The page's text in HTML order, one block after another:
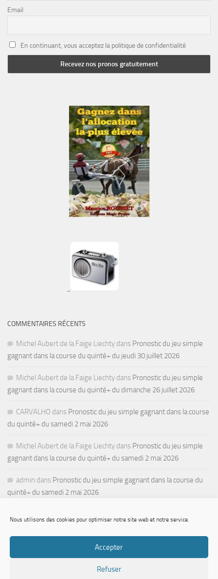
Nous utilisons des cookies pour optimiser notre site web et notre service.
Accepter
Refuser
Email
En continuant, vous acceptez la politique de confidentialité
COMMENTAIRES RÉCENTS
Michel Aubert de la Faige Liechty dans Pronostic du jeu simple
gagnant dans la course du quinté+ du jeudi 30 juillet 2026
Michel Aubert de la Faige Liechty dans Pronostic du jeu simple
gagnant dans la course du quinté+ du dimanche 26 juillet 2026
CARVALHO dans Pronostic du jeu simple gagnant dans la course
du quinté+ du samedi 2 mai 2026
Michel Aubert de la Faige Liechty dans Pronostic du jeu simple
gagnant dans la course du quinté+ du samedi 2 mai 2026
admin dans Pronostic du jeu simple gagnant dans la course du
quinté+ du samedi 2 mai 2026